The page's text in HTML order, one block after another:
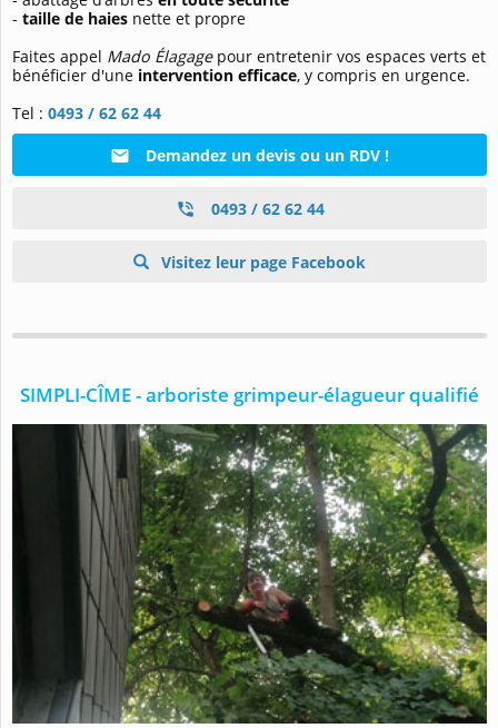
- taille de haies nette et propre
Faites appel Mado Élagagepour entretenir vos espaces verts et
bénéficier d'une intervention efficace, y compris en urgence.
Tel : 0493 / 62 62 44
Demandez un devis ou un RDV !
0493 / 62 62 44
Visitez leur page Facebook
SIMPLI-CÎME - arboriste grimpeur-élagueur qualifié